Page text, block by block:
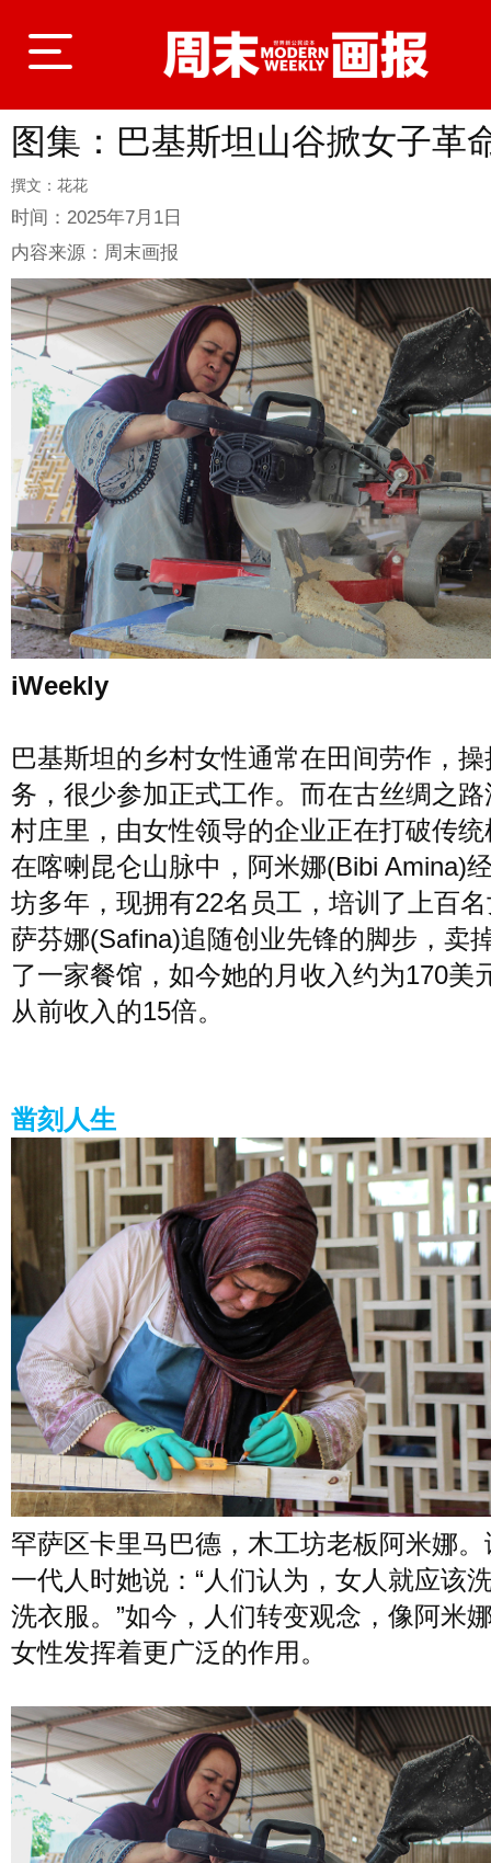
登录
首页
封面故事
商业
风尚 美容 时尚 明星
生活 文化 美食 旅游
周末
短片 时事 潮流 艺术
图集：巴基斯坦山谷掀女子革
撰文：花花
时间： 2025年7月1日
内容来源： 周末画报
iWeekly
巴基斯坦的乡村女性通常在田间劳作，操
务，很少参加正式工作。而在古丝绸之
村庄里，由女性领导的企业正在打破传
在喀喇昆仑山脉中，阿米娜(Bibi Amina)
坊多年，现拥有22名员工，培训了上百
萨芬娜(Safina)追随创业先锋的脚步，卖
了一家餐馆，如今她的月收入约为170美
从前收入的15倍。
凿刻人生
罕萨区卡里马巴德，木工坊老板阿米娜
一代人时她说：“人们认为，女人就应该
洗衣服。”如今，人们转变观念，像阿米
女性发挥着更广泛的作用。